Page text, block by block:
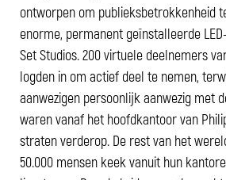
ontworpen om publieksbetrokkenheid
enorme, permanent geïnstalleerde
Set Studios. 200 virtuele deelnemers
logden in om actief deel te nemen,
aanwezigen persoonlijk aanwezig met
waren vanaf het hoofdkantoor van
straten verderop. De rest van het
50.000 mensen keek vanuit hun